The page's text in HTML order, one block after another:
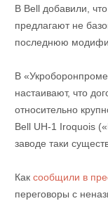
В Bell добавили,
предлагают не
последнюю
В
настаивают, что
относительно
Bell UH-1 Iroquois
заводе таки
Как сообщили в
переговоры с